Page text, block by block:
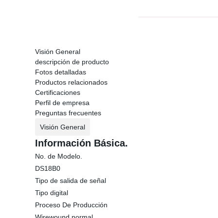
Visión General
descripción de producto
Fotos detalladas
Productos relacionados
Certificaciones
Perfil de empresa
Preguntas frecuentes
Visión General
Información Básica.
No. de Modelo.
DS18B0
Tipo de salida de señal
Tipo digital
Proceso De Producción